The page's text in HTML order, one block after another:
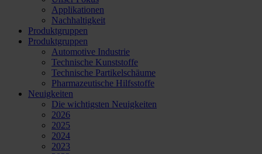
Applikationen
Nachhaltigkeit
Produktgruppen
Produktgruppen
Automotive Industrie
Technische Kunststoffe
Technische Partikelschäume
Pharmazeutische Hilfsstoffe
Neuigkeiten
Die wichtigsten Neuigkeiten
2026
2025
2024
2023